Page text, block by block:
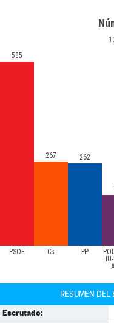
PSOE Cs PP
585
267 262
RESUMEN DEL
Escrutado: